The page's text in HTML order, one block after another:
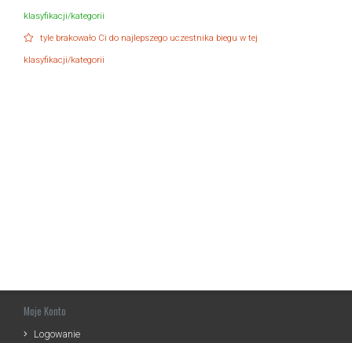
klasyfikacji/kategorii
tyle brakowało Ci do najlepszego uczestnika biegu w tej
klasyfikacji/kategorii
Moje Konto
Logowanie